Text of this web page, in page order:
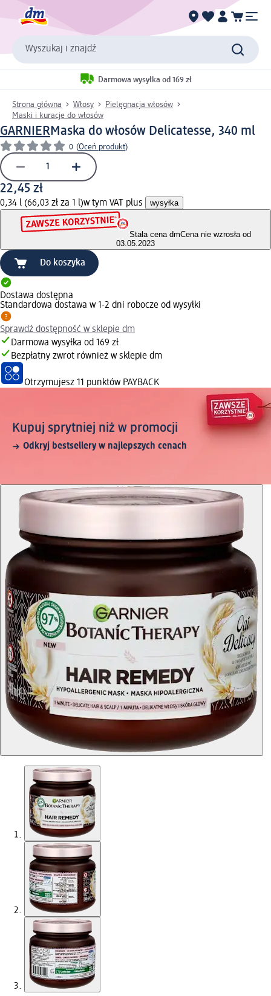
Wyszukaj i znajdź
Darmowa wysyłka od 169 zł
Strona główna Włosy
Pielęgnacja włosów
Maski i kuracje do włosów
GARNIERMaska do włosów Delicatesse, 340 ml
0 (Oceń produkt)
22,45 zł
0,34 l (66,03 zł za 1 l)w tym VAT plus wysyłka
Stała cena dmCena nie wzrosła od
03.05.2023
Do koszyka
Dostawa dostępna
Standardowa dostawa w 1-2 dni robocze od wysyłki
Sprawdź dostępność w sklepie dm
Darmowa wysyłka od 169 zł
Bezpłatny zwrot również w sklepie dm
Otrzymujesz 11 punktów PAYBACK
Kupuj sprytniej niż w promocji
Odkryj bestsellery w najlepszych cenach